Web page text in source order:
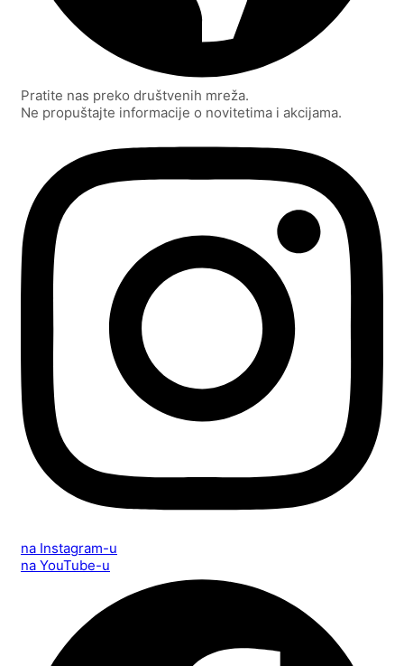
Pratite nas preko društvenih mreža.
Ne propuštajte informacije o novitetima i akcijama.
na Instagram-u
na YouTube-u